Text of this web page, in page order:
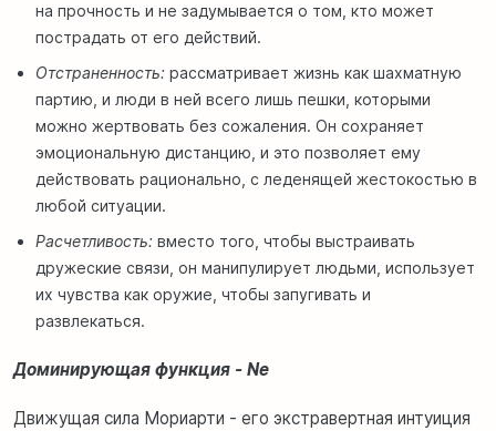
на прочность и не задумывается о том, кто может
пострадать от его действий.
Отстраненность: рассматривает жизнь как шахматную
партию, и люди в ней всего лишь пешки, которыми
можно жертвовать без сожаления. Он сохраняет
эмоциональную дистанцию, и это позволяет ему
действовать рационально, с леденящей жестокостью в
любой ситуации.
Расчетливость: вместо того, чтобы выстраивать
дружеские связи, он манипулирует людьми, использует
их чувства как оружие, чтобы запугивать и
развлекаться.
Доминирующая функция - Ne
Движущая сила Мориарти - его экстравертная интуиция